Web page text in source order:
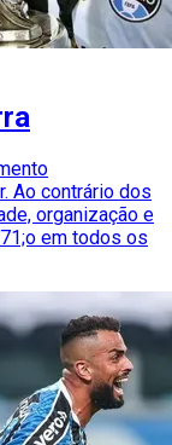
Ao contrário dos
organização e
em todos os